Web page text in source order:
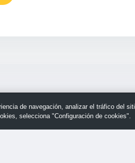
de navegación, analizar el tráfico del
selecciona "Configuración de cookies".